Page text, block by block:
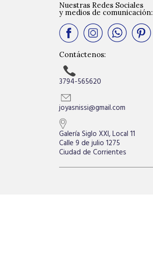
Nuestras Redes Sociales
y medios de comunicación:
Contáctenos:
3794-565620
joyasnissi@gmail.com
Galería Siglo XXI, Local 11
Calle 9 de julio 1275
Ciudad de Corrientes